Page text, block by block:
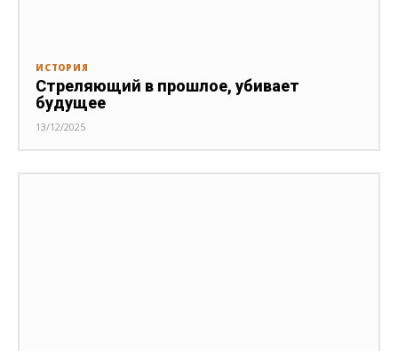
ИСТОРИЯ
Стреляющий в прошлое, убивает
будущее
13/12/2025